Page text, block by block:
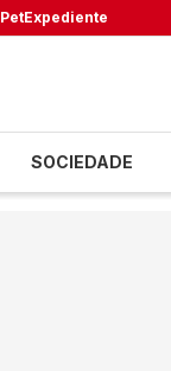
PetExpediente
SOCIEDADE